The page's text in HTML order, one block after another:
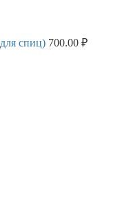
спиц) 700.00 ₽